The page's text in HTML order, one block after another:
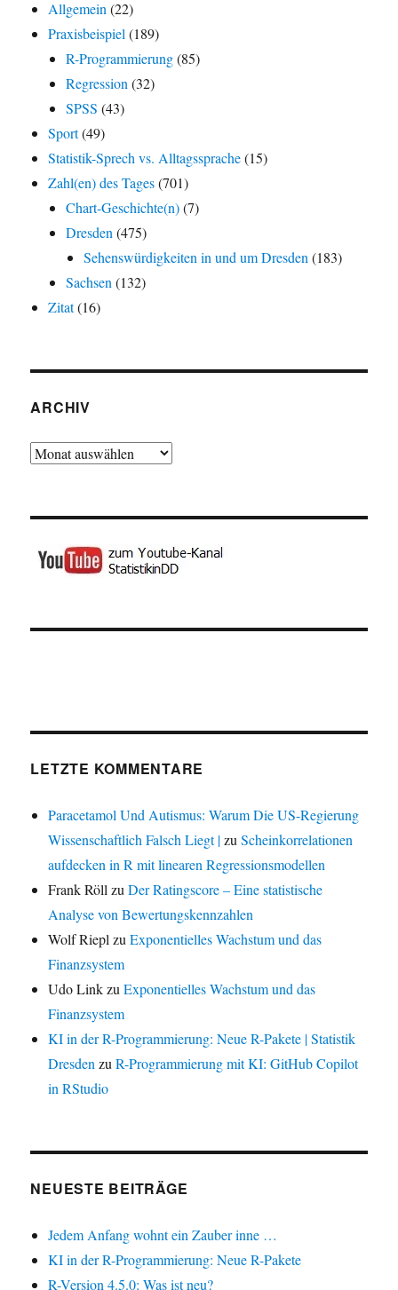
Allgemein(22)
Praxisbeispiel(189)
R-Programmierung(85)
Regression(32)
SPSS (43)
Sport(49)
Statistik-Sprech vs. Alltagssprache(15)
Zahl(en) des Tages(701)
Chart-Geschichte(n)(7)
Dresden(475)
Sehenswürdigkeiten in und um Dresden(183)
Sachsen(132)
Zitat(16)
ARCHIV
Archiv
LETZTE KOMMENTARE
Paracetamol Und Autismus: Warum Die US-Regierung
Wissenschaftlich Falsch Liegt |zuScheinkorrelationen
aufdecken in R mit linearen Regressionsmodellen
Frank RöllzuDer Ratingscore – Eine statistische
Analyse von Bewertungskennzahlen
Wolf RieplzuExponentielles Wachstum und das
Finanzsystem
Udo LinkzuExponentielles Wachstum und das
Finanzsystem
KI in der R-Programmierung: Neue R-Pakete | Statistik
DresdenzuR-Programmierung mit KI: GitHub Copilot
in RStudio
NEUESTE BEITRÄGE
Jedem Anfang wohnt ein Zauber inne …
KI in der R-Programmierung: Neue R-Pakete
R-Version 4.5.0: Was ist neu?